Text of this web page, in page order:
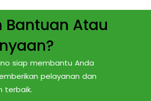
Bantuan Atau
siap membantu Anda
pelayanan dan
terbaik.